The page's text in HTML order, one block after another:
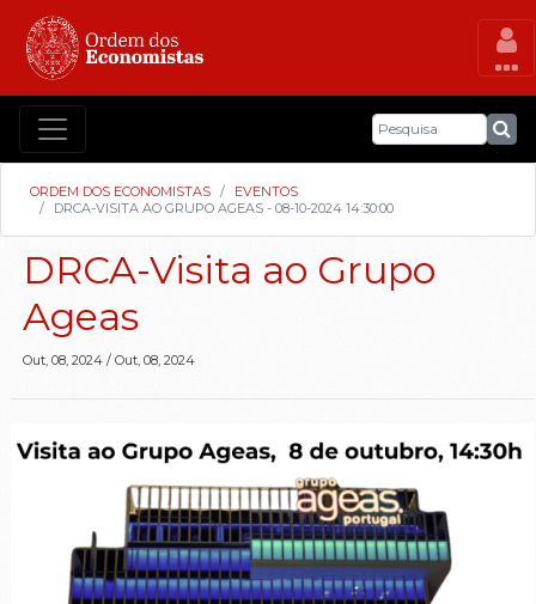
ORDEM DOS ECONOMISTAS
EVENTOS
DRCA-VISITA AO GRUPO AGEAS - 08-10-2024 14:30:00
DRCA-Visita ao Grupo
Ageas
Out, 08, 2024 / Out, 08, 2024